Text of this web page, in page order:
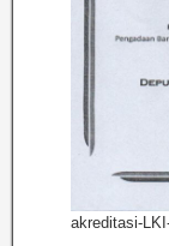
akreditasi-